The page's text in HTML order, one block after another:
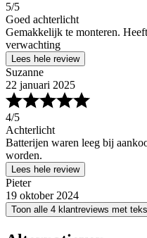
5/5
Goed achterlicht
Gemakkelijk te monteren.
verwachting
Lees hele review
Suzanne
22 januari 2025
4/5
Achterlicht
Batterijen waren leeg bij
worden.
Lees hele review
Pieter
19 oktober 2024
Toon alle 4 klantreviews met